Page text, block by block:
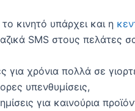
κινητό υπάρχει και η
SMS στους πελάτες
για χρόνια πολλά σε
υπενθυμίσεις,
για καινούρια